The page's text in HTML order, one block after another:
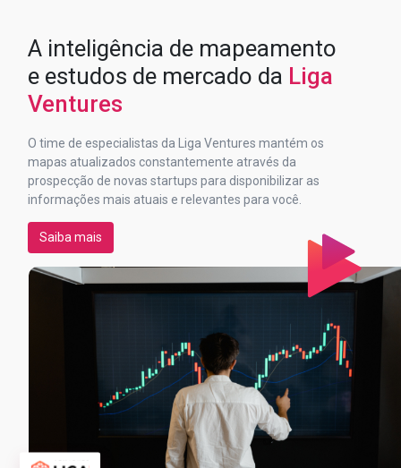
A inteligência de mapeamento
e estudos de mercado da Liga
Ventures
O time de especialistas da Liga Ventures mantém os
mapas atualizados constantemente através da
prospecção de novas startups para disponibilizar as
informações mais atuais e relevantes para você.
Saiba mais